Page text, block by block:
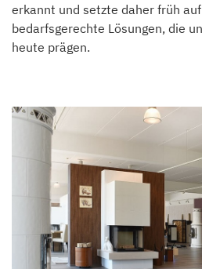
erkannt und setzte daher früh
bedarfsgerechte Lösungen, die
heute prägen.